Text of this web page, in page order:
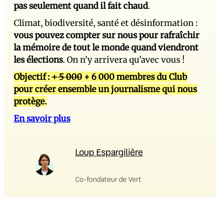
pas seulement quand il fait chaud.
Climat, biodiversité, santé et désinformation :
vous pouvez compter sur nous pour rafraîchir
la mémoire de tout le monde quand viendront
les élections. On n’y arrivera qu’avec vous !
Objectif :+ 5 000 + 6 000 membres du Club
pour créer ensemble un journalisme qui nous
protège.
En savoir plus
Loup Espargilière
Co-fondateur de Vert